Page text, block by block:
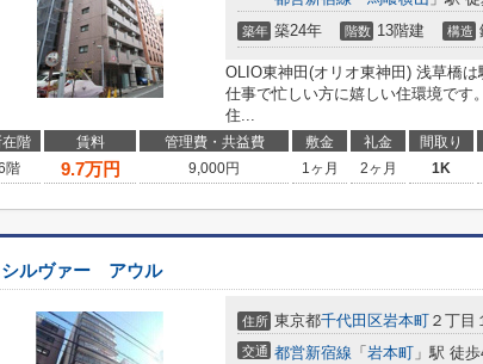
築年 築24年 階数 13階建 構造
OLIO東神田(オリオ東神田) 浅草橋
仕事で忙しい方に嬉しい住環境です
住...
在階 賃料 管理費・共益費 敷金 礼金 間取り
階
9.7万円 9,000円 1ヶ月 2ヶ月 1K
シルヴァー アウル
住所 東京都千代田区岩本町 ２丁目
交通 都営新宿線 「 岩本町 」駅 徒